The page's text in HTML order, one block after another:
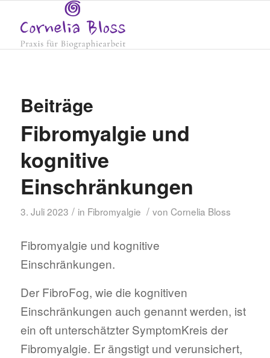
Beiträge
Fibromyalgie und
kognitive
Einschränkungen
3. Juli 2023 / in Fibromyalgie / von Cornelia Bloss
Fibromyalgie und kognitive
Einschränkungen.
Der FibroFog, wie die kognitiven
Einschränkungen auch genannt werden, ist
ein oft unterschätzter SymptomKreis der
Fibromyalgie. Er ängstigt und verunsichert,